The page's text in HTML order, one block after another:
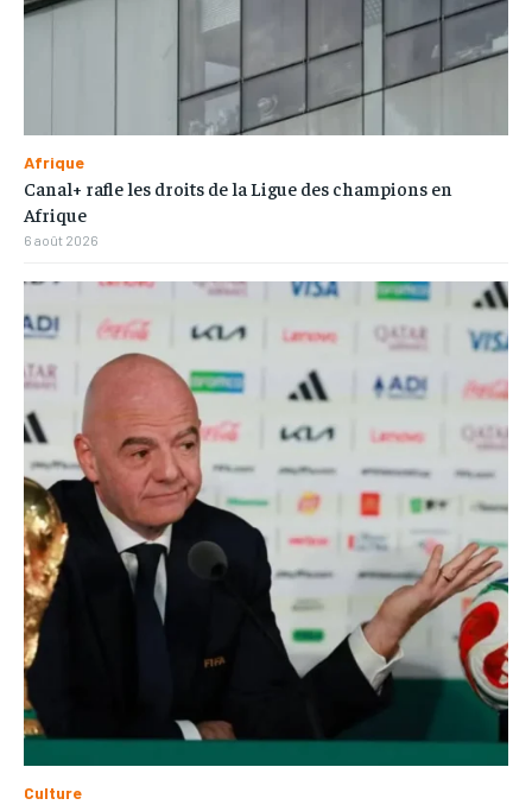
Afrique
Canal+ rafle les droits de la Ligue des champions en
Afrique
6 août 2026
Culture